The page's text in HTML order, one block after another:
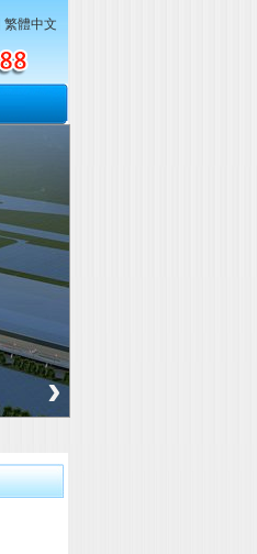
繁體中文
›